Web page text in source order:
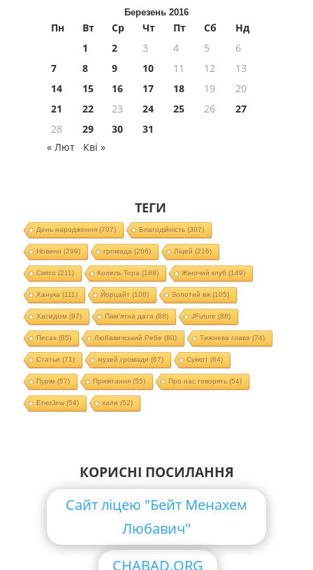
Березень 2016
Пн Вт Ср Чт Пт Сб
Нд
1
2 3 4 5
6
7
8 9 10 11 12
13
14
15 16 17 18 19
20
21
22 23 24 25 26
27
28
29 30
31
« Лют
Кві »
ТЕГИ
День народження(707) Благодійність (307)
Новини (299) громада (266) Ліцей (216)
Свято (211) Колель Тора (188) Жіночий клуб (149)
Ханука (111) Йорцайт (108) Золотий вік(105)
Хасидізм (97) Пам'ятна дата (88) JFuture (88)
Песах(85) Любавичський Ребе (80) Тижнева глава (74)
Статьи (71) музей громади (67) Суккот (64)
Пурім (57) Привітання(55) Про нас говорять (54)
EnerJew(54) хали (52)
КОРИСНІ ПОСИЛАННЯ
Сайт ліцею "Бейт Менахем
Любавич"
CHABAD.ORG